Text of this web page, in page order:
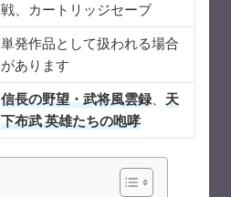
戦、カートリッジセーブ
単発作品として扱われる場合
があります
信長の野望・武将風雲録、 天
下布武 英雄たちの咆哮